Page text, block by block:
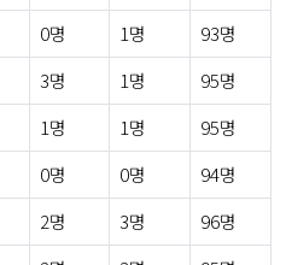
0명 1명
93명
3명 1명
95명
1명 1명
95명
0명 0명
94명
2명 3명
96명